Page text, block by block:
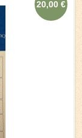
20,00 €